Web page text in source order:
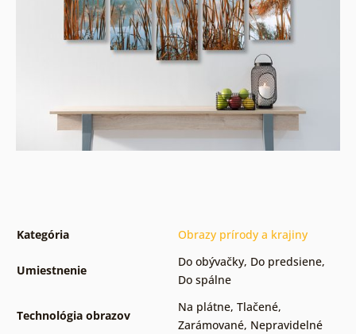
Kategória Obrazy prírody a krajiny
Umiestnenie
Do obývačky, Do predsiene,
Do spálne
Technológia obrazov
Na plátne, Tlačené,
Zarámované, Nepravidelné